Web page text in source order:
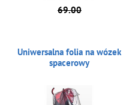
69.00
Uniwersalna folia na wózek
spacerowy